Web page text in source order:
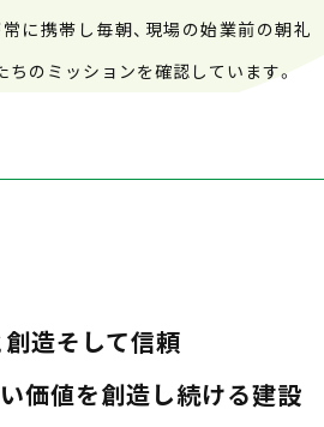
に携帯し毎朝、現場の始業前の朝礼
ちのミッションを確認しています。
造そして信頼
価値を創造し続ける建設